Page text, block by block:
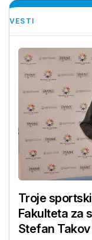
VESTI
Troje
Fakulteta za
Stefan